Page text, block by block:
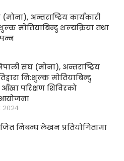
अन्तराष्ट्रिय कार्यकारी
मोतियाबिन्दु शल्यक्रिया तथा
संघ (मोना), अन्तराष्ट्रिय
नि:शुल्क मोतियाबिन्दु
आँखा परिक्षण शिविरको
आयोजना
2024
निबन्ध लेखन प्रतियोगितामा